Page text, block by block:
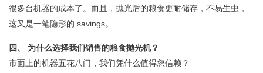
很多台机器的成本了。而且，抛光后的粮食更耐储存，不易生虫，
这又是一笔隐形的 savings。
四、 为什么选择我们销售的粮食抛光机？
市面上的机器五花八门，我们凭什么值得您信赖？